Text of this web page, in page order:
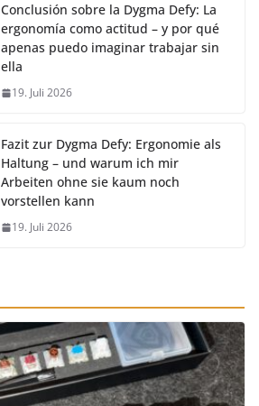
Conclusión sobre la Dygma Defy: La
ergonomía como actitud – y por qué
apenas puedo imaginar trabajar sin
ella
19. Juli 2026
Fazit zur Dygma Defy: Ergonomie als
Haltung – und warum ich mir
Arbeiten ohne sie kaum noch
vorstellen kann
19. Juli 2026